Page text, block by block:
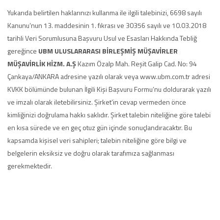
Yukarıda belirtilen haklarınızı kullanma ile ilgili talebinizi, 6698 sayılı
Kanunu’nun 13. maddesinin 1. fıkrası ve 30356 sayılı ve 10.03.2018
tarihli Veri Sorumlusuna Başvuru Usul ve Esasları Hakkında Tebliğ
gereğince UBM ULUSLARARASI BİRLEŞMİŞ MÜŞAVİRLER
MÜŞAVİRLİK HİZM. A.Ş Kazım Özalp Mah. Reşit Galip Cad. No: 94
Çankaya/ANKARA adresine yazılı olarak veya www.ubm.com.tr adresi
KVKK bölümünde bulunan İlgili Kişi Başvuru Formu’nu doldurarak yazılı
ve imzalı olarak iletebilirsiniz. Şirket’in cevap vermeden önce
kimliğinizi doğrulama hakkı saklıdır. Şirket talebin niteliğine göre talebi
en kısa sürede ve en geç otuz gün içinde sonuçlandıracaktır. Bu
kapsamda kişisel veri sahipleri; talebin niteliğine göre bilgi ve
belgelerin eksiksiz ve doğru olarak tarafımıza sağlanması
gerekmektedir.